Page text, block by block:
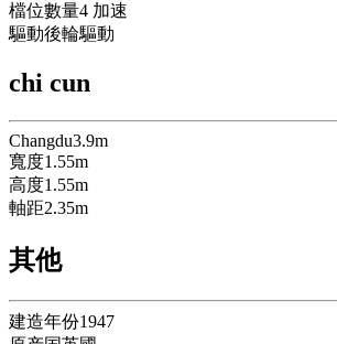
檔位數量4 加速
驅動後輪驅動
chi cun
Changdu3.9m
寬度1.55m
高度1.55m
軸距2.35m
其他
建造年份1947